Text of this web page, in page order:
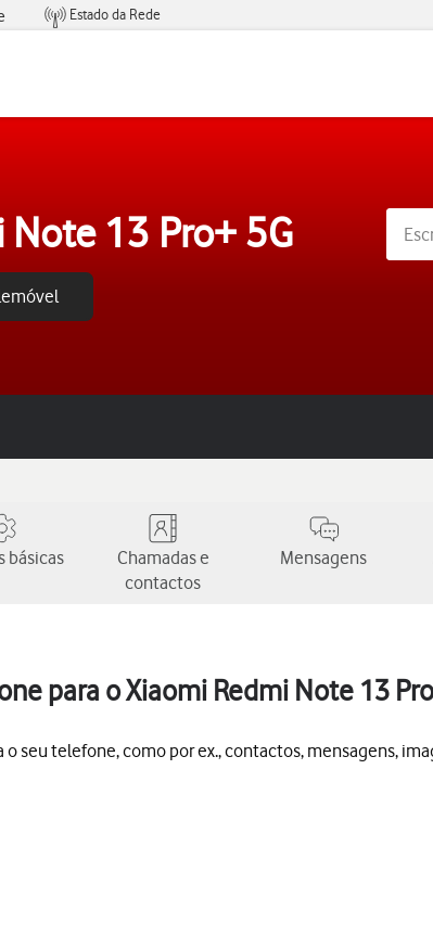
Estado da Rede
13 Pro+ 5G
básicas
Chamadas e
contactos
Mensagens
para o Xiaomi Redmi Note 13
seu telefone, como por ex., contactos, mensagens,